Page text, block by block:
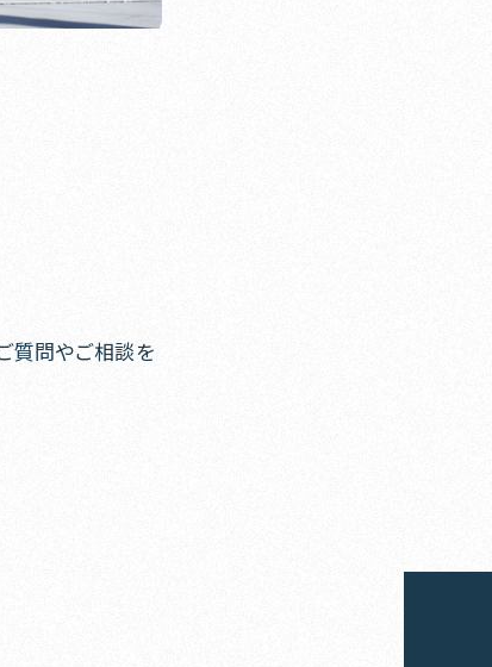
質問やご相談を